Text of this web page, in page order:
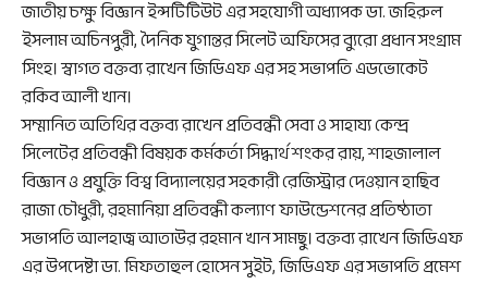
জাতীয় চক্ষু বিজ্ঞান ইন্সটিটিউট এর সহযোগী অধ্যাপক ডা. জহিরুল
ইসলাম অচিনপুরী, দৈনিক যুগান্তর সিলেট অফিসের ব্যুরো প্রধান সংগ্রাম
সিংহ। স্বাগত বক্তব্য রাখেন জিডিএফ এর সহ সভাপতি এডভোকেট
রকিব আলী খান।
সম্মানিত অতিথির বক্তব্য রাখেন প্রতিবন্ধী সেবা ও সাহায্য কেন্দ্র
সিলেটের প্রতিবন্ধী বিষয়ক কর্মকর্তা সিদ্ধার্থ শংকর রায়, শাহজালাল
বিজ্ঞান ও প্রযুক্তি বিশ্ব বিদ্যালয়ের সহকারী রেজিস্ট্রার দেওয়ান হাছিব
রাজা চৌধুরী, রহমানিয়া প্রতিবন্ধী কল্যাণ ফাউন্ডেশনের প্রতিষ্ঠাতা
সভাপতি আলহাজ্ব আতাউর রহমান খান সামছু। বক্তব্য রাখেন জিডিএফ
এর উপদেষ্টা ডা. মিফতাহুল হোসেন সুইট, জিডিএফ এর সভাপতি প্রমেশ